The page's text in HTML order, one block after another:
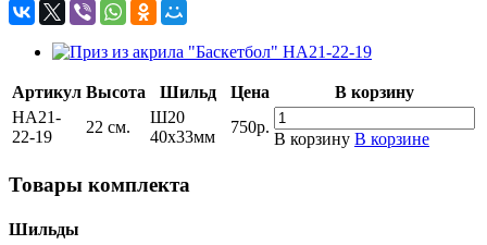
Артикул Высота Шильд Цена
В корзину
НА21-
22-19
22 см.
Ш20
40х33мм
750р.
В корзину В корзине
Товары комплекта
Шильды